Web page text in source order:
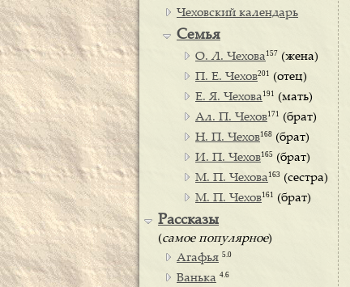
Чеховский календарь
Семья
О. Л. Чехова 157 (жена)
П. Е. Чехов201 (отец)
Е. Я. Чехова 191 (мать)
Ал. П. Чехов171 (брат)
Н. П. Чехов168 (брат)
И. П. Чехов165 (брат)
М. П. Чехова 163 (сестра)
М. П. Чехов161 (брат)
Рассказы
(самое популярное)
Агафья 5.0
Ванька 4.6